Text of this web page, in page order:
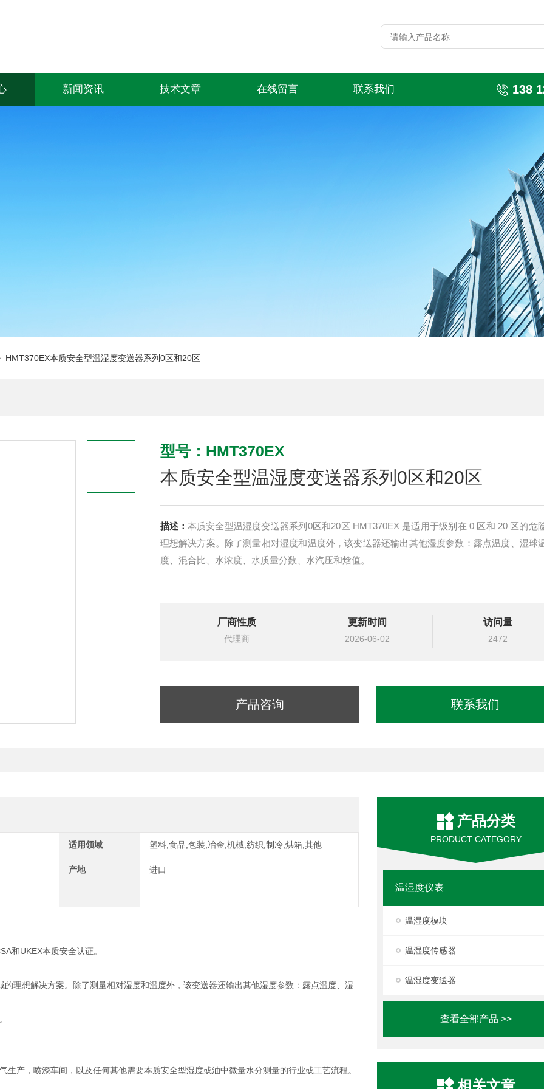
新闻资讯 技术文章 在线留言 联系我们 138
本质安全型温湿度变送器系列0区和20区
型号：HMT370EX
本质安全型温湿度变送器系列0区和20区
描述： 本质安全型温湿度变送器系列0区和20区 HMT370EX 是适用于级别在 0 区和 20 区的危
理想解决方案。除了测量相对湿度和温度外，该变送器还输出其他湿度参数：露点温度、湿球
度、混合比、水浓度、水质量分数、水汽压和焓值。
厂商性质
代理商
更新时间
2026-06-02
访问量
2472
产品咨询 联系我们
产品分类
PRODUCT CATEGORY
温湿度仪表
温湿度模块
温湿度传感器
温湿度变送器
查看全部产品 >>
相关文章
适用领域 塑料,食品,包装,冶金,机械,纺织,制冷,烘箱,其他
产地 进口
和UKEX本质安全认证。
理想解决方案。除了测量相对湿度和温度外，该变送器还输出其他湿度参数：露点温度、湿
产，喷漆车间，以及任何其他需要本质安全型湿度或油中微量水分测量的行业或工艺流程。